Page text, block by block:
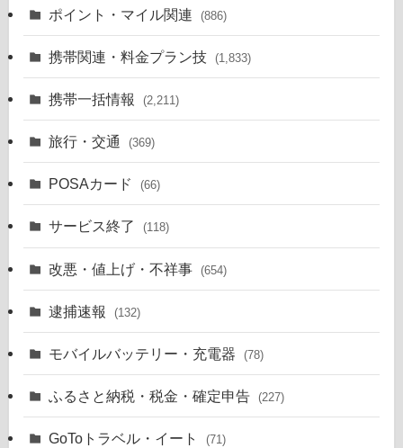
ポイント・マイル関連 (886)
携帯関連・料金プラン技 (1,833)
携帯一括情報 (2,211)
旅行・交通 (369)
POSAカード (66)
サービス終了 (118)
改悪・値上げ・不祥事 (654)
逮捕速報 (132)
モバイルバッテリー・充電器 (78)
ふるさと納税・税金・確定申告 (227)
GoToトラベル・イート (71)